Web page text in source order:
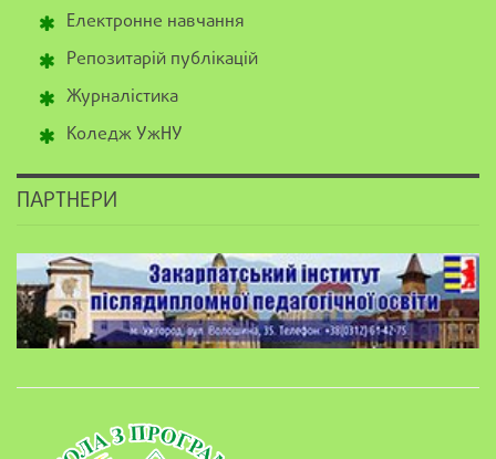
Електронне навчання
Репозитарій публікацій
Журналістика
Коледж УжНУ
ПАРТНЕРИ